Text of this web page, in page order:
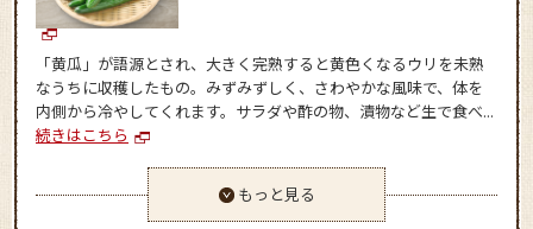
「黄瓜」が語源とされ、大きく完熟すると黄色くなるウリを未熟
なうちに収穫したもの。みずみずしく、さわやかな風味で、体を
内側から冷やしてくれます。サラダや酢の物、漬物など生で食べ...
続きはこちら
もっと見る